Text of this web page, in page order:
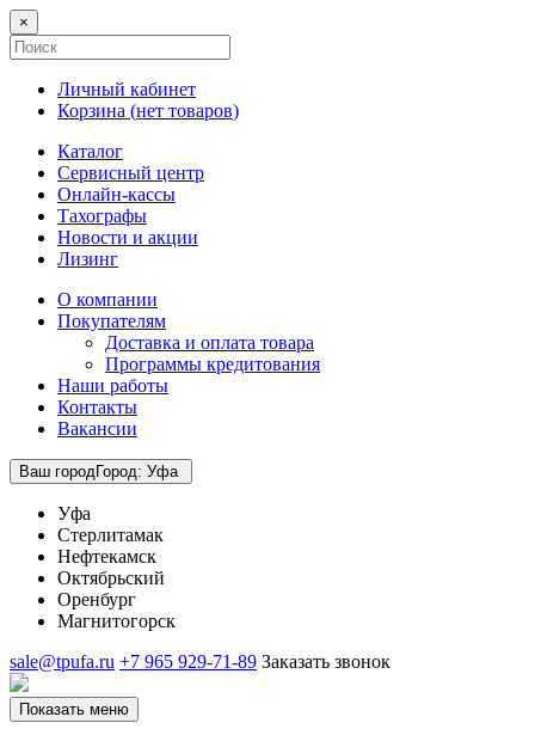
×
Личный кабинет
Корзина (нет товаров)
Каталог
Сервисный центр
Онлайн-кассы
Тахографы
Новости и акции
Лизинг
О компании
Покупателям
Доставка и оплата товара
Программы кредитования
Наши работы
Контакты
Вакансии
Ваш городГород: Уфа
Уфа
Стерлитамак
Нефтекамск
Октябрьский
Оренбург
Магнитогорск
sale@tpufa.ru +7 965 929-71-89 Заказать звонок
Показать меню